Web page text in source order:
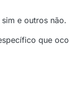
e outros não.
que